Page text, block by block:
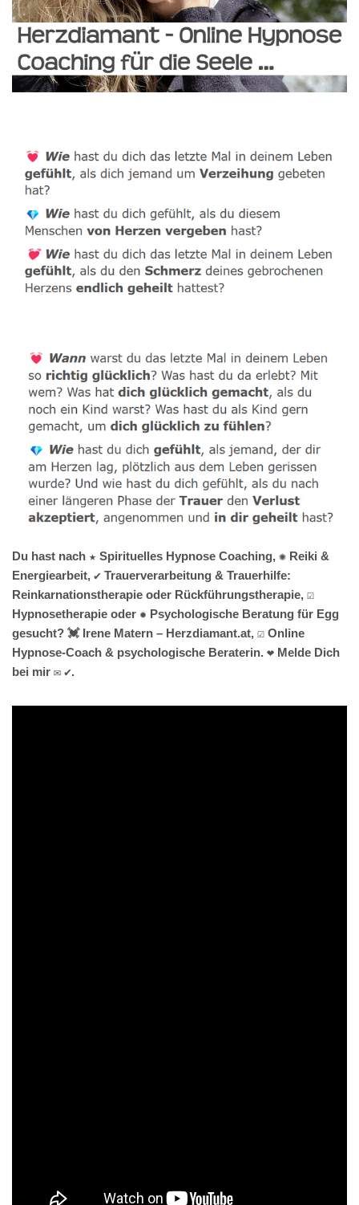
Du hast nach ★ Spirituelles Hypnose Coaching, ✺ Reiki &
Energiearbeit, ✔️ Trauerverarbeitung & Trauerhilfe:
Reinkarnationstherapie oder Rückführungstherapie, ☑️
Hypnosetherapie oder ✹ Psychologische Beratung für Egg
gesucht? 💓️ Irene Matern – Herzdiamant.at, ☑️ Online
Hypnose-Coach & psychologische Beraterin. ❤ Melde Dich
bei mir ✉ ✔.